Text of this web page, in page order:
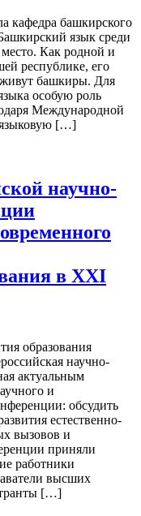
кафедра башкирского
язык среди
Как родной и
республике, его
живут башкиры. Для
особую роль
Международной
языковую […]
научно-
в XXI
образования
научно-
актуальным
и
обсудить
естественно-
вызовов и
приняли
работники
высших
[…]